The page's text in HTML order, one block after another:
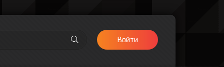
Войти